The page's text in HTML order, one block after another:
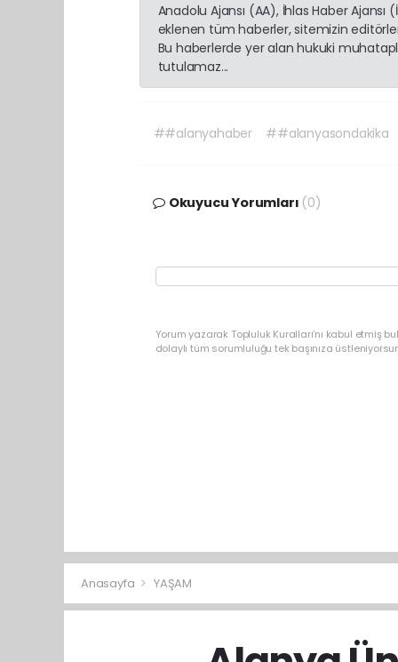
Anadolu Ajansı (AA), İhlas Haber
eklenen tüm haberler, sitemizin
Bu haberlerde yer alan hukuki
tutulamaz...
##alanyahaber ##alanyasondakika
Okuyucu Yorumları (0)
Yorum yazarak Topluluk Kuralları’nı kabul etmiş
dolaylı tüm sorumluluğu tek başınıza
Anasayfa YAŞAM